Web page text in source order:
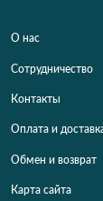
О нас
Сотрудничество
Контакты
Оплата и
Обмен и возврат
Карта сайта